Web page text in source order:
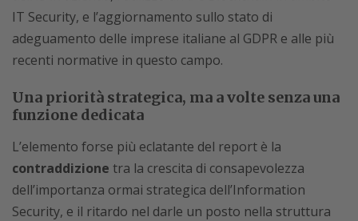
IT Security, e l’aggiornamento sullo stato di
adeguamento delle imprese italiane al GDPR e alle più
recenti normative in questo campo.
Una priorità strategica, ma a volte senza una
funzione dedicata
L’elemento forse più eclatante del report è la
contraddizione tra la crescita di consapevolezza
dell’importanza ormai strategica dell’Information
Security, e il ritardo nel darle un posto nella struttura